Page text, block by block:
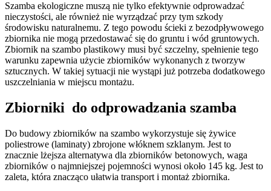
Szamba ekologiczne muszą nie tylko efektywnie odprowadzać
nieczystości, ale również nie wyrządzać przy tym szkody
środowisku naturalnemu. Z tego powodu ścieki z bezodpływowego
zbiornika nie mogą przedostawać się do gruntu i wód gruntowych.
Zbiornik na szambo plastikowy musi być szczelny, spełnienie tego
warunku zapewnia użycie zbiorników wykonanych z tworzyw
sztucznych. W takiej sytuacji nie wystąpi już potrzeba dodatkowego
uszczelniania w miejscu montażu.
Zbiorniki do odprowadzania szamba
Do budowy zbiorników na szambo wykorzystuje się żywice
poliestrowe (laminaty) zbrojone włóknem szklanym. Jest to
znacznie lżejsza alternatywa dla zbiorników betonowych, waga
zbiorników o najmniejszej pojemności wynosi około 145 kg. Jest to
zaleta, która znacząco ułatwia transport i montaż zbiornika.